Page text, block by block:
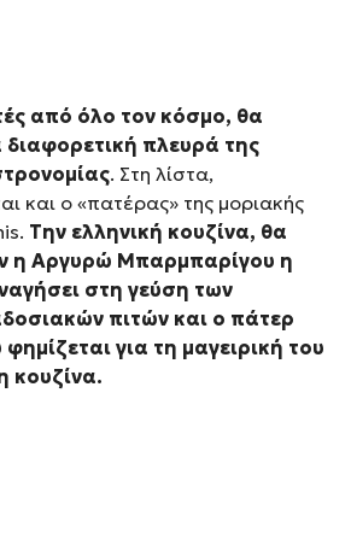
από όλο τον κόσμο, θα
διαφορετική πλευρά της
. Στη λίστα,
και ο «πατέρας» της μοριακής
Την ελληνική κουζίνα, θα
η Αργυρώ Μπαρμπαρίγου η
στη γεύση των
πιτών και ο πάτερ
για τη μαγειρική του
κουζίνα.